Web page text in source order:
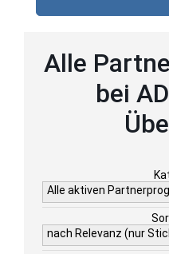
Alle
bei
Alle aktiven
nach Relevanz (nur